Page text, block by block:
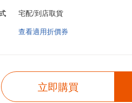
宅配/到店取貨
查看適用折價券
立即購買